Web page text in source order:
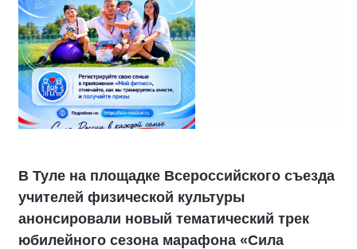
В Туле на площадке Всероссийского съезда
учителей физической культуры
анонсировали новый тематический трек
юбилейного сезона марафона «Сила